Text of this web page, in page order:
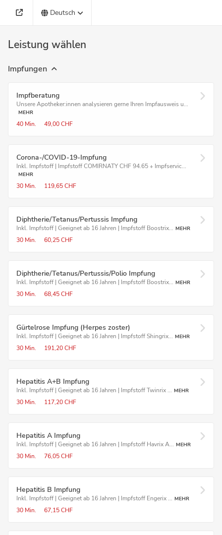
Deutsch
Leistung wählen
Impfungen
Impfberatung
Unsere Apotheker:innen analysieren gerne Ihren Impfausweis u...
MEHR
40 Min. 49,00 CHF
Corona-/COVID-19-Impfung
Inkl. Impfstoff | Impfstoff COMIRNATY CHF 94.65 + Impfservic...
MEHR
30 Min. 119,65 CHF
Diphtherie/Tetanus/Pertussis Impfung
Inkl. Impfstoff | Geeignet ab 16 Jahren | Impfstoff Boostrix... MEHR
30 Min. 60,25 CHF
Diphtherie/Tetanus/Pertussis/Polio Impfung
Inkl. Impfstoff | Geeignet ab 16 Jahren | Impfstoff Boostrix... MEHR
30 Min. 68,45 CHF
Gürtelrose Impfung (Herpes zoster)
Inkl. Impfstoff | Geeignet ab 16 Jahren | Impfstoff Shingrix... MEHR
30 Min. 191,20 CHF
Hepatitis A+B Impfung
Inkl. Impfstoff | Geeignet ab 16 Jahren | Impfstoff Twinrix ... MEHR
30 Min. 117,20 CHF
Hepatitis A Impfung
Inkl. Impfstoff | Geeignet ab 16 Jahren | Impfstoff Havrix A... MEHR
30 Min. 76,05 CHF
Hepatitis B Impfung
Inkl. Impfstoff | Geeignet ab 16 Jahren | Impfstoff Engerix ... MEHR
30 Min. 67,15 CHF